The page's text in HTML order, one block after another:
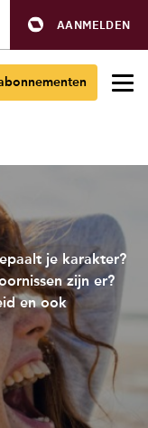
AANMELDEN
je karakter?
zijn er?
en ook